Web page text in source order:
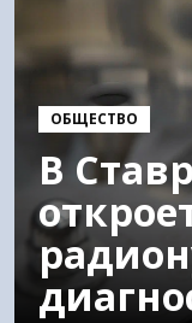
ОБЩЕСТВО
В